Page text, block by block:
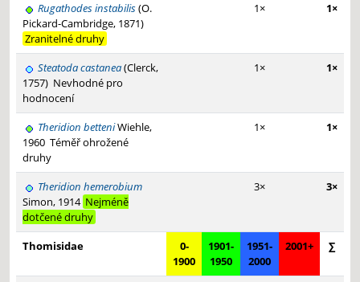
Rugathodes instabilis(O.
Pickard-Cambridge, 1871)
Zranitelné druhy
1× 1×
Steatoda castanea(Clerck,
1757) Nevhodné pro
hodnocení
1× 1×
Theridion betteniWiehle,
1960 Téměř ohrožené
druhy
1× 1×
Theridion hemerobium
Simon, 1914 Nejméně
dotčené druhy
3× 3×
Thomisidae
0-
1900
1901-
1950
1951-
2000
2001+ ∑